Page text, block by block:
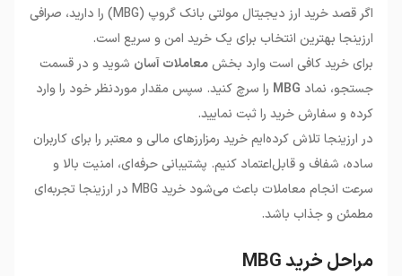
اگر قصد خرید ارز دیجیتال مولتی بانک گروپ (MBG) را دارید، صرافی
ارزینجا بهترین انتخاب برای یک خرید امن و سریع است.
برای خرید کافی است وارد بخشمعاملات آسان شوید و در قسمت
جستجو، نماد MBG را سرچ کنید. سپس مقدار موردنظر خود را وارد
کرده و سفارش خرید را ثبت نمایید.
در ارزینجا تلاش کرده‌ایم خرید رمزارزهای مالی و معتبر را برای کاربران
ساده، شفاف و قابل‌اعتماد کنیم. پشتیبانی حرفه‌ای، امنیت بالا و
سرعت انجام معاملات باعث می‌شود خرید MBG در ارزینجا تجربه‌ای
مطمئن و جذاب باشد.
مراحل خرید MBG